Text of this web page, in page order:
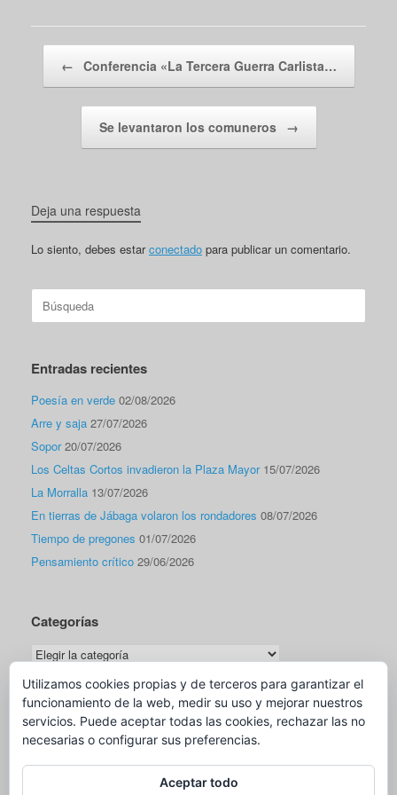
← Conferencia «La Tercera Guerra Carlista…
Se levantaron los comuneros →
Deja una respuesta
Lo siento, debes estarconectado para publicar un comentario.
Buscar:
Entradas recientes
Poesía en verde 02/08/2026
Arre y saja 27/07/2026
Sopor 20/07/2026
Los Celtas Cortos invadieron la Plaza Mayor 15/07/2026
La Morralla 13/07/2026
En tierras de Jábaga volaron los rondadores 08/07/2026
Tiempo de pregones 01/07/2026
Pensamiento crítico 29/06/2026
Categorías
Categorías
Traductor
Utilizamos cookies propias y de terceros para garantizar el
funcionamiento de la web, medir su uso y mejorar nuestros
servicios. Puede aceptar todas las cookies, rechazar las no
necesarias o configurar sus preferencias.
Aceptar todo